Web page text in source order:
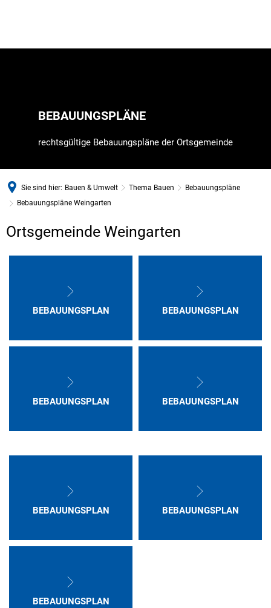
BEBAUUNGSPLÄNE
rechtsgültige Bebauungspläne der Ortsgemeinde
Sie sind hier: Bauen & Umwelt Thema Bauen
Bebauungspläne
Bebauungspläne Weingarten
Bebauungspläne
Weingarten
Ortsgemeinde Weingarten
BEBAUUNGSPLAN BEBAUUNGSPLAN
BEBAUUNGSPLAN BEBAUUNGSPLAN
BEBAUUNGSPLAN BEBAUUNGSPLAN
BEBAUUNGSPLAN